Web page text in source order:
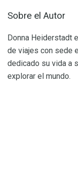
Sobre el Autor
Donna Heiderstadt
de viajes con sede
dedicado su vida a
explorar el mundo.